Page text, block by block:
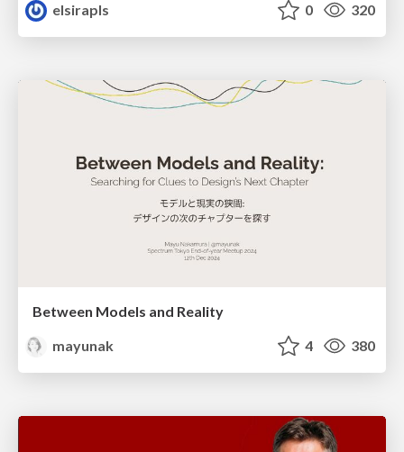
elsirapls
0 320
Between Models and Reality
mayunak
4 380